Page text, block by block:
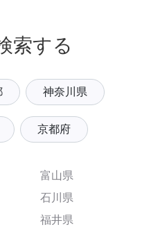
索する
神奈川県
京都府
富山県
石川県
福井県